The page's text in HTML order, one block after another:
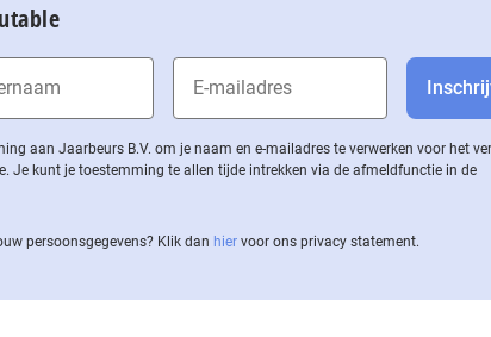
aan Jaarbeurs B.V. om je naam en e-mailadres te verwerken voor het
Je kunt je toestemming te allen tijde intrekken via de af­meld­func­tie in de
per­soons­ge­ge­vens? Klik dan hier voor ons privacy statement.